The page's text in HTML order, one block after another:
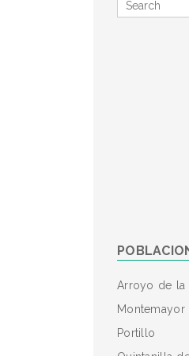
for
Arroyo de la
Montemayor
Portillo